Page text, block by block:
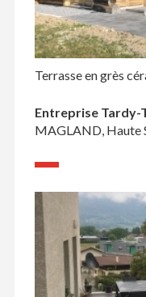
Terrasse en grès
Entreprise Tardy-
MAGLAND, Haute